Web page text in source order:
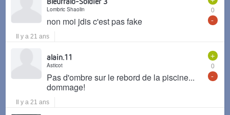
0
-
Lombric Shaolin
non moi jdis c'est pas fake
Il y a 21 ans
+
0
-
alain.11
Asticot
Pas d'ombre sur le rebord de la piscine...
dommage!
Il y a 21 ans